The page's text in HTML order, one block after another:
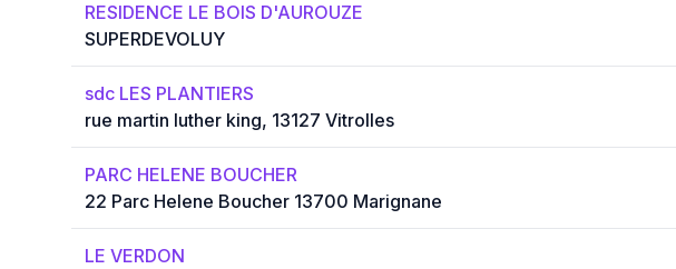
RESIDENCE LE BOIS D'AUROUZE
SUPERDEVOLUY
sdc LES PLANTIERS
rue martin luther king, 13127 Vitrolles
PARC HELENE BOUCHER
22 Parc Helene Boucher 13700 Marignane
LE VERDON